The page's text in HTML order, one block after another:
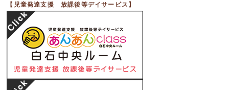
【児童発達支援 放課後等デイサービス】